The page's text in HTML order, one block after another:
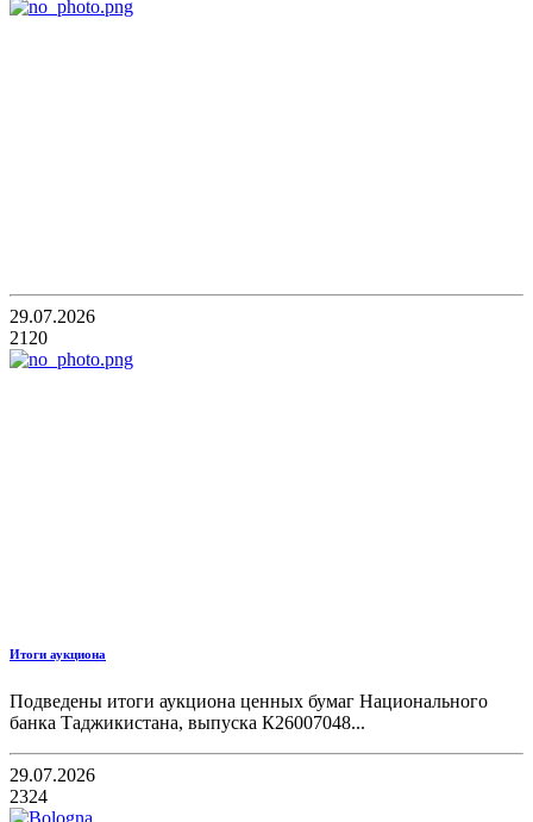
29.07.2026
2120
Итоги аукциона
Подведены итоги аукциона ценных бумаг Национального
банка Таджикистана, выпуска К26007048...
29.07.2026
2324